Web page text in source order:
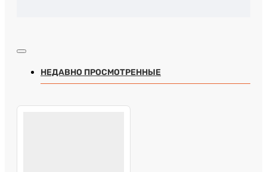
НЕДАВНО ПРОСМОТРЕННЫЕ